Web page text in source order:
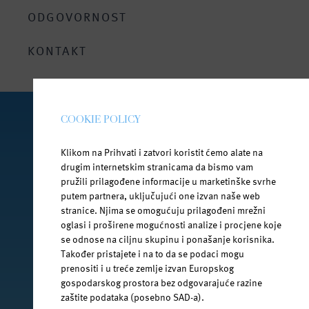
ODGOVORNOST
KONTAKT
facebook.com/jana.water/
@janawater
COOKIE POLICY
Klikom na Prihvati i zatvori koristit ćemo alate na
drugim internetskim stranicama da bismo vam
pružili prilagođene informacije u marketinške svrhe
putem partnera, uključujući one izvan naše web
stranice. Njima se omogućuju prilagođeni mrežni
oglasi i proširene mogućnosti analize i procjene koje
se odnose na ciljnu skupinu i ponašanje korisnika.
Također pristajete i na to da se podaci mogu
prenositi i u treće zemlje izvan Europskog
gospodarskog prostora bez odgovarajuće razine
zaštite podataka (posebno SAD-a).